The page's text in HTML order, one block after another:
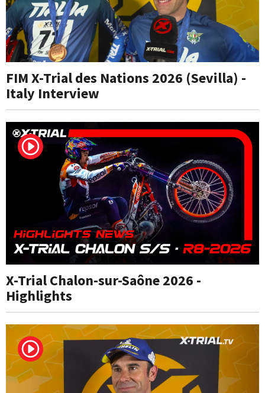
FIM X-Trial des Nations 2026 (Sevilla) -
Italy Interview
X-Trial Chalon-sur-Saône 2026 -
Highlights